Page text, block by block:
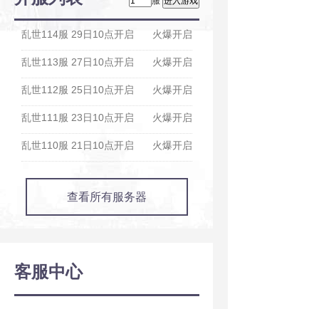
火爆开启
乱世114服 29日10点开启
火爆开启
乱世113服 27日10点开启
火爆开启
乱世112服 25日10点开启
火爆开启
乱世111服 23日10点开启
火爆开启
乱世110服 21日10点开启
查看所有服务器
客服中心